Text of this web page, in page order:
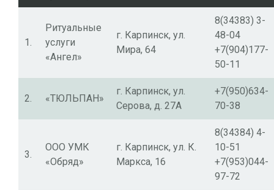
1.
Ритуальные
услуги
«Ангел»
г. Карпинск, ул.
Мира, 64
8(34383) 3-
48-04
+7(904)177-
50-11
2. «ТЮЛЬПАН»
г. Карпинск, ул.
Серова, д. 27А
+7(950)634-
70-38
3.
ООО УМК
«Обряд»
г. Карпинск, ул. К.
Маркса, 16
8(34384) 4-
10-51
+7(953)044-
97-72